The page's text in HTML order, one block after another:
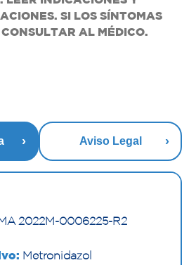
SI LOS SÍNTOMAS
AL MÉDICO.
Aviso Legal
2022M-0006225-R2
Metronidazol